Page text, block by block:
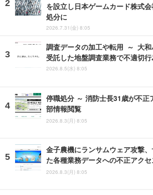
を設立し日本ゲームカード株式
処分に
2026.7.31(金) 8:05
調査データの加工や転用 ～ 大和
受託した地盤調査業務で不適切行
2026.8.5(水) 8:05
停職処分 ～ 消防士長31歳が不正
部情報閲覧
2026.8.3(月) 8:05
金子農機にランサムウェア攻撃
た各種業務データへの不正アク
2026.8.3(月) 8:05